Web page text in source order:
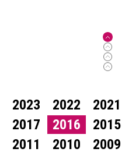
2023 2022
2021
2017 2016
2015
2011 2010
2009